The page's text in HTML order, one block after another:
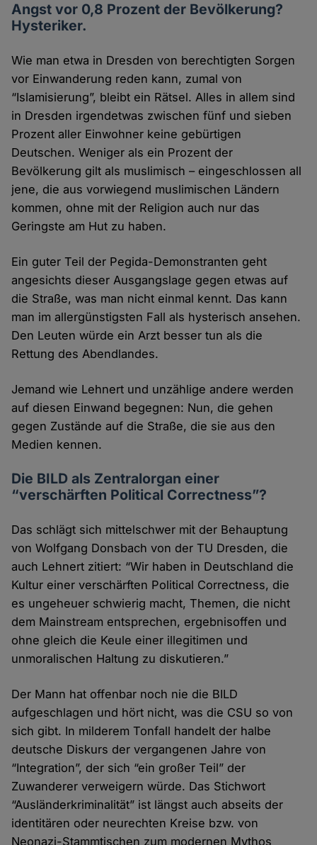
Angst vor 0,8 Prozent der Bevölkerung?
Hysteriker.
Wie man etwa in Dresden von berechtigten Sorgen
vor Einwanderung reden kann, zumal von
“Islamisierung”, bleibt ein Rätsel. Alles in allem sind
in Dresden irgendetwas zwischen fünf und sieben
Prozent aller Einwohner keine gebürtigen
Deutschen. Weniger als ein Prozent der
Bevölkerung gilt als muslimisch – eingeschlossen all
jene, die aus vorwiegend muslimischen Ländern
kommen, ohne mit der Religion auch nur das
Geringste am Hut zu haben.
Ein guter Teil der Pegida-Demonstranten geht
angesichts dieser Ausgangslage gegen etwas auf
die Straße, was man nicht einmal kennt. Das kann
man im allergünstigsten Fall als hysterisch ansehen.
Den Leuten würde ein Arzt besser tun als die
Rettung des Abendlandes.
Jemand wie Lehnert und unzählige andere werden
auf diesen Einwand begegnen: Nun, die gehen
gegen Zustände auf die Straße, die sie aus den
Medien kennen.
Die BILD als Zentralorgan einer
“verschärften Political Correctness”?
Das schlägt sich mittelschwer mit der Behauptung
von Wolfgang Donsbach von der TU Dresden, die
auch Lehnert zitiert: “Wir haben in Deutschland die
Kultur einer verschärften Political Correctness, die
es ungeheuer schwierig macht, Themen, die nicht
dem Mainstream entsprechen, ergebnisoffen und
ohne gleich die Keule einer illegitimen und
unmoralischen Haltung zu diskutieren.”
Der Mann hat offenbar noch nie die BILD
aufgeschlagen und hört nicht, was die CSU so von
sich gibt. In milderem Tonfall handelt der halbe
deutsche Diskurs der vergangenen Jahre von
“Integration”, der sich “ein großer Teil” der
Zuwanderer verweigern würde. Das Stichwort
“Ausländerkriminalität” ist längst auch abseits der
identitären oder neurechten Kreise bzw. von
Neonazi-Stammtischen zum modernen Mythos